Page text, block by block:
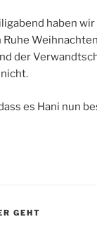
haben wir
der
es Hani nun
GEHT